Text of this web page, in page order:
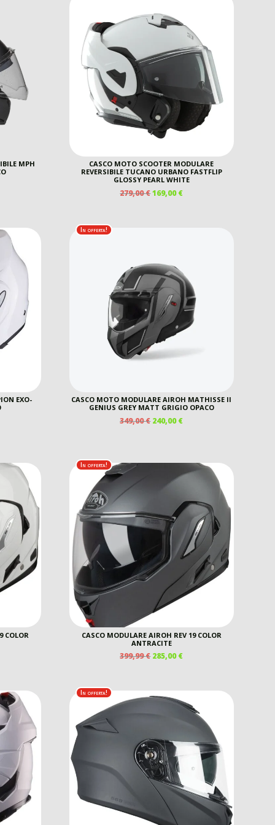
MPH
€.
CASCO MOTO SCOOTER MODULARE
REVERSIBILE TUCANO URBANO FASTFLIP
GLOSSY PEARL WHITE
279,00€IL
169,00€IL
EXO-
€.
In offerta!
CASCO MOTO MODULARE AIROH MATHISSE II
GENIUS GREY MATT GRIGIO OPACO
349,00€ IL
349,00 €.
240,00€IL
240,00 €.
COLOR
€.
In offerta!
CASCO MODULARE AIROH REV 19 COLOR
ANTRACITE
399,99€ IL
399,99 €.
285,00€IL
285,00 €.
In offerta!